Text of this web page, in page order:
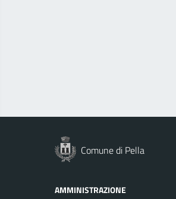
Comune di Pella
AMMINISTRAZIONE